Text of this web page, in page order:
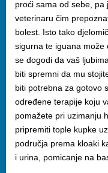
proći sama od sebe, pa
veterinaru čim
bolest. Isto tako
sigurna te iguana može
se dogodi da vaš
biti spremni da mu
biti potrebna za gotovo
određene terapije koju
pomažete pri uzimanju
pripremiti tople kupke
područja prema kloaki
i urina, pomicanje na